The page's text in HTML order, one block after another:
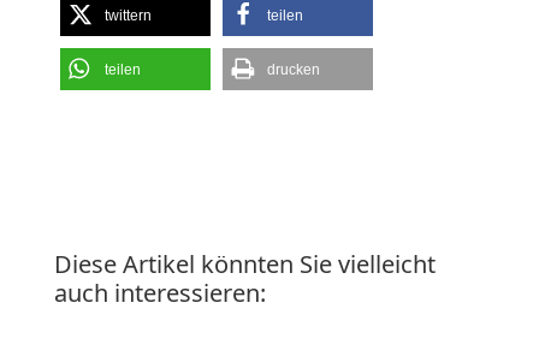
twittern teilen
teilen drucken
Diese Artikel könnten Sie vielleicht
auch interessieren: